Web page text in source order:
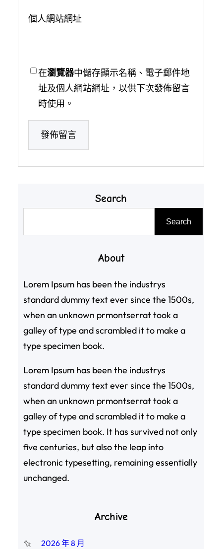
個人網站網址
在瀏覽器中儲存顯示名稱、電子郵件地
址及個人網站網址，以供下次發佈留言
時使用。
Search
Search
About
Lorem Ipsum has been the industrys
standard dummy text ever since the 1500s,
when an unknown prmontserrat took a
galley of type and scrambled it to make a
type specimen book.
Lorem Ipsum has been the industrys
standard dummy text ever since the 1500s,
when an unknown prmontserrat took a
galley of type and scrambled it to make a
type specimen book. It has survived not only
five centuries, but also the leap into
electronic typesetting, remaining essentially
unchanged.
Archive
2026 年 8 月